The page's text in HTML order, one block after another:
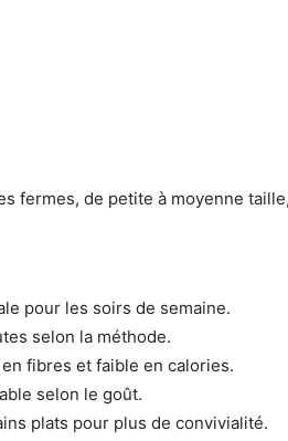
fermes, de petite à moyenne
pour les soirs de semaine.
selon la méthode.
fibres et faible en calories.
selon le goût.
plats pour plus de convivialité.